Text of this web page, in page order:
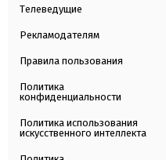
Телеведущие
Рекламодателям
Правила пользования
Политика
конфиденциальности
Политика использования
искусственного интеллекта